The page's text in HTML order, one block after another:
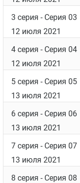
3 серия - Серия 03
12 июля 2021
4 серия - Серия 04
12 июля 2021
5 серия - Серия 05
13 июля 2021
6 серия - Серия 06
13 июля 2021
7 серия - Серия 07
13 июля 2021
8 серия - Серия 08